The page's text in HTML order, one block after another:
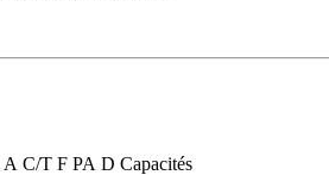
A C/T F PA D Capacités